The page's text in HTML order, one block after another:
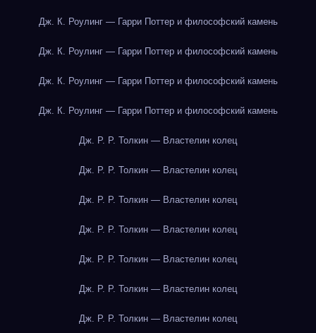
Дж. К. Роулинг — Гарри Поттер и философский камень
Дж. К. Роулинг — Гарри Поттер и философский камень
Дж. К. Роулинг — Гарри Поттер и философский камень
Дж. К. Роулинг — Гарри Поттер и философский камень
Дж. Р. Р. Толкин — Властелин колец
Дж. Р. Р. Толкин — Властелин колец
Дж. Р. Р. Толкин — Властелин колец
Дж. Р. Р. Толкин — Властелин колец
Дж. Р. Р. Толкин — Властелин колец
Дж. Р. Р. Толкин — Властелин колец
Дж. Р. Р. Толкин — Властелин колец